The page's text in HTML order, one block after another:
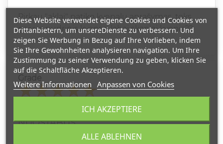
Pirkau "aklai" patiko kvepalų aprašymas, toks
gaivus pudrinis kvapas, labai skaniai kvepia??
NUOSTABUS
Diese Website verwendet eigene Cookies und Cookies von
Drittanbietern, um unsereDienste zu verbessern. Und
zeigen Sie Werbung in Bezug auf Ihre Vorlieben, indem
Sie Ihre Gewohnheiten analysieren navigation. Um Ihre
Zustimmung zu seiner Verwendung zu geben, klicken Sie
auf die Schaltfläche Akzeptieren.
Weitere Informationen Anpassen von Cookies
ALLE ABLEHNEN
ICH AKZEPTIERE